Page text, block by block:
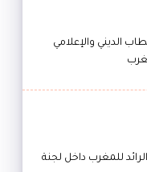
الديني والإعلامي
للمغرب داخل لجنة